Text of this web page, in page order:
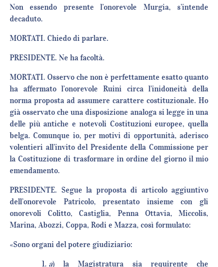
Non essendo presente l’onorevole Murgia, s’intende
decaduto.
MORTATI. Chiedo di parlare.
PRESIDENTE. Ne ha facoltà.
MORTATI. Osservo che non è perfettamente esatto quanto
ha affermato l’onorevole Ruini circa l’inidoneità della
norma proposta ad assumere carattere costituzionale. Ho
già osservato che una disposizione analoga si legge in una
delle più antiche e notevoli Costituzioni europee, quella
belga. Comunque io, per motivi di opportunità, aderisco
volentieri all’invito del Presidente della Commissione per
la Costituzione di trasformare in ordine del giorno il mio
emendamento.
PRESIDENTE. Segue la proposta di articolo aggiuntivo
dell’onorevole Patricolo, presentato insieme con gli
onorevoli Colitto, Castiglia, Penna Ottavia, Miccolis,
Marina, Abozzi, Coppa, Rodi e Mazza, così formulato:
«Sono organi del potere giudiziario:
a) la Magistratura sia requirente che